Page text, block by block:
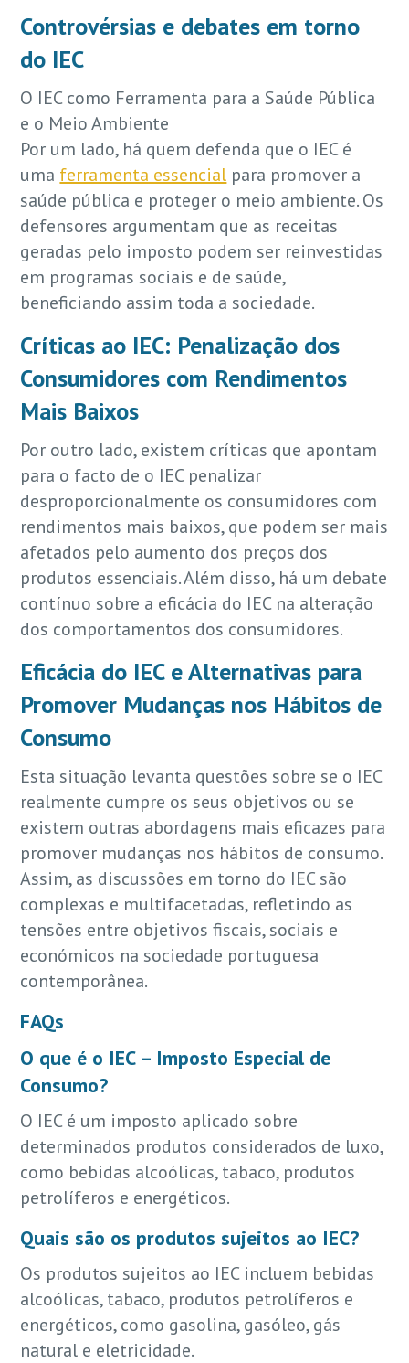
Controvérsias e debates em torno
do IEC
O IEC como Ferramenta para a Saúde Pública
e o Meio Ambiente
Por um lado, há quem defenda que o IEC é
uma ferramenta essencial para promover a
saúde pública e proteger o meio ambiente. Os
defensores argumentam que as receitas
geradas pelo imposto podem ser reinvestidas
em programas sociais e de saúde,
beneficiando assim toda a sociedade.
Críticas ao IEC: Penalização dos
Consumidores com Rendimentos
Mais Baixos
Por outro lado, existem críticas que apontam
para o facto de o IEC penalizar
desproporcionalmente os consumidores com
rendimentos mais baixos, que podem ser mais
afetados pelo aumento dos preços dos
produtos essenciais. Além disso, há um debate
contínuo sobre a eficácia do IEC na alteração
dos comportamentos dos consumidores.
Eficácia do IEC e Alternativas para
Promover Mudanças nos Hábitos de
Consumo
Esta situação levanta questões sobre se o IEC
realmente cumpre os seus objetivos ou se
existem outras abordagens mais eficazes para
promover mudanças nos hábitos de consumo.
Assim, as discussões em torno do IEC são
complexas e multifacetadas, refletindo as
tensões entre objetivos fiscais, sociais e
económicos na sociedade portuguesa
contemporânea.
FAQs
O que é o IEC – Imposto Especial de
Consumo?
O IEC é um imposto aplicado sobre
determinados produtos considerados de luxo,
como bebidas alcoólicas, tabaco, produtos
petrolíferos e energéticos.
Quais são os produtos sujeitos ao IEC?
Os produtos sujeitos ao IEC incluem bebidas
alcoólicas, tabaco, produtos petrolíferos e
energéticos, como gasolina, gasóleo, gás
natural e eletricidade.